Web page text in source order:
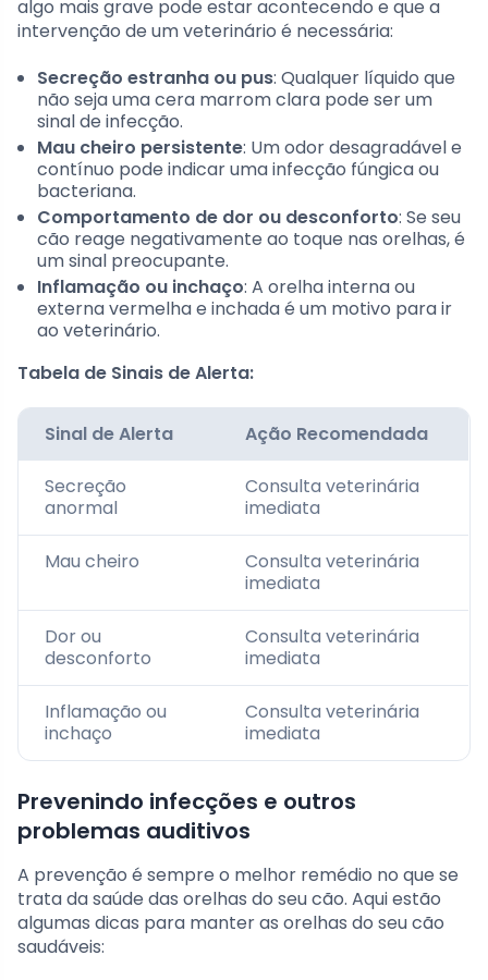
algo mais grave pode estar acontecendo e que a
intervenção de um veterinário é necessária:
Secreção estranha ou pus: Qualquer líquido que
não seja uma cera marrom clara pode ser um
sinal de infecção.
Mau cheiro persistente: Um odor desagradável e
contínuo pode indicar uma infecção fúngica ou
bacteriana.
Comportamento de dor ou desconforto: Se seu
cão reage negativamente ao toque nas orelhas, é
um sinal preocupante.
Inflamação ou inchaço: A orelha interna ou
externa vermelha e inchada é um motivo para ir
ao veterinário.
Tabela de Sinais de Alerta:
Sinal de Alerta Ação Recomendada
Secreção
anormal
Consulta veterinária
imediata
Mau cheiro
Consulta veterinária
imediata
Dor ou
desconforto
Consulta veterinária
imediata
Inflamação ou
inchaço
Consulta veterinária
imediata
Prevenindo infecções e outros
problemas auditivos
A prevenção é sempre o melhor remédio no que se
trata da saúde das orelhas do seu cão. Aqui estão
algumas dicas para manter as orelhas do seu cão
saudáveis: